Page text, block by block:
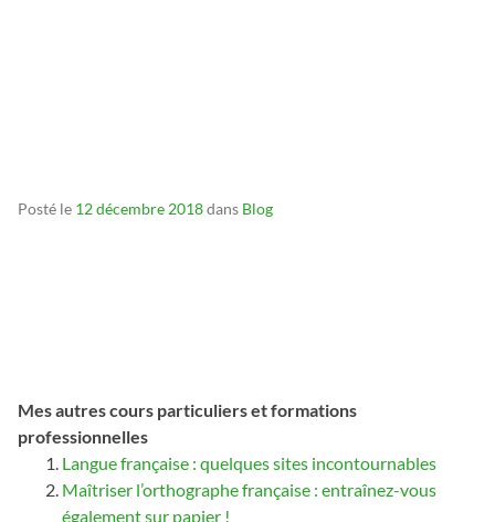
Posté le 12 décembre 2018dans Blog
Mes autres cours particuliers et formations
professionnelles
Langue française : quelques sites incontournables
Maîtriser l’orthographe française : entraînez-vous
également sur papier !